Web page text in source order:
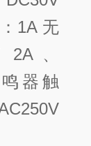
1A 无
、
器触